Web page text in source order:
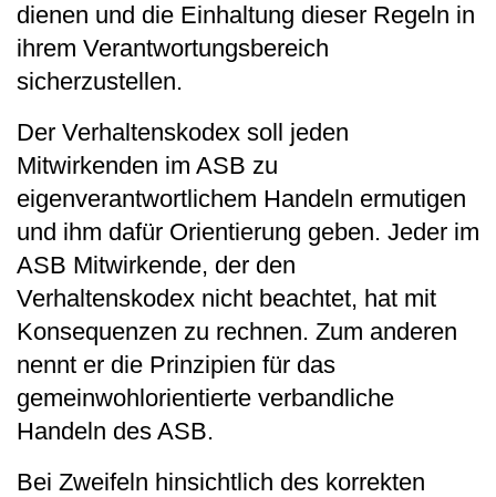
dienen und die Einhaltung dieser Regeln in
ihrem Verantwortungsbereich
sicherzustellen.
Der Verhaltenskodex soll jeden
Mitwirkenden im ASB zu
eigenverantwortlichem Handeln ermutigen
und ihm dafür Orientierung geben. Jeder im
ASB Mitwirkende, der den
Verhaltenskodex nicht beachtet, hat mit
Konsequenzen zu rechnen. Zum anderen
nennt er die Prinzipien für das
gemeinwohlorientierte verbandliche
Handeln des ASB.
Bei Zweifeln hinsichtlich des korrekten